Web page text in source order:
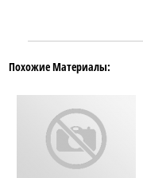
Похожие Материалы: